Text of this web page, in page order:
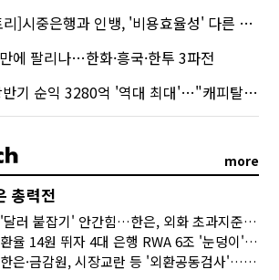
중은행과 인뱅, '비용효율성' 다른 잣대 왜?
에 팔리나…한화·흥국·한투 3파전
순익 3280억 '역대 최대'…"캐피탈, 자산 1조원 이상"
more
총력전
'달러 붙잡기' 안간힘…한은, 외화 초과지준에 이자 6개월 더
환율 14원 뛰자 4대 은행 RWA 6조 '눈덩이'…2배 뛴 2분기는?
한은·금감원, 시장교란 등 '외환공동검사'…환율 급등 전방위 대응